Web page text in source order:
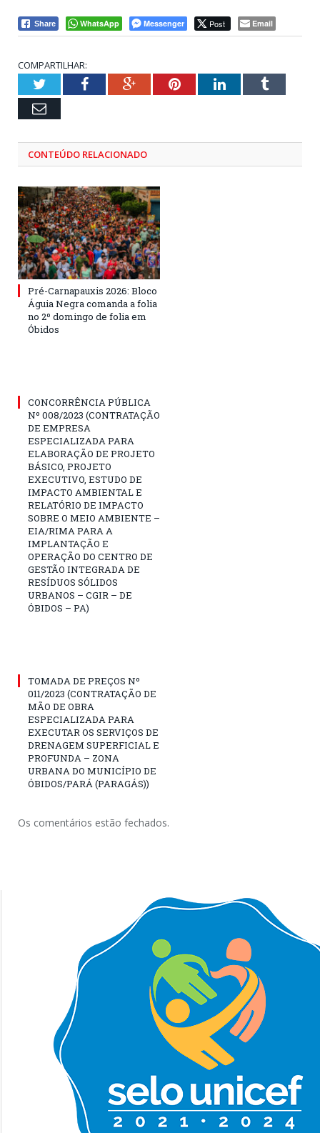
Share WhatsApp Messenger Post Email
COMPARTILHAR:
TwitterFacebookGoogle+PinterestLinkedInTumblr
Email
CONTEÚDO RELACIONADO
Pré-Carnapauxis 2026: Bloco
Águia Negra comanda a folia
no 2º domingo de folia em
Óbidos
CONCORRÊNCIA PÚBLICA
Nº 008/2023 (CONTRATAÇÃO
DE EMPRESA
ESPECIALIZADA PARA
ELABORAÇÃO DE PROJETO
BÁSICO, PROJETO
EXECUTIVO, ESTUDO DE
IMPACTO AMBIENTAL E
RELATÓRIO DE IMPACTO
SOBRE O MEIO AMBIENTE –
EIA/RIMA PARA A
IMPLANTAÇÃO E
OPERAÇÃO DO CENTRO DE
GESTÃO INTEGRADA DE
RESÍDUOS SÓLIDOS
URBANOS – CGIR – DE
ÓBIDOS – PA)
TOMADA DE PREÇOS Nº
011/2023 (CONTRATAÇÃO DE
MÃO DE OBRA
ESPECIALIZADA PARA
EXECUTAR OS SERVIÇOS DE
DRENAGEM SUPERFICIAL E
PROFUNDA – ZONA
URBANA DO MUNICÍPIO DE
ÓBIDOS/PARÁ (PARAGÁS))
Os comentários estão fechados.